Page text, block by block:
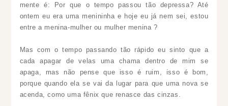
mente é: Por que o tempo passou tão depressa? Até
ontem eu era uma menininha e hoje eu já nem sei, estou
entre a menina-mulher ou mulher menina ?
Mas com o tempo passando tão rápido eu sinto que a
cada apagar de velas uma chama dentro de mim se
apaga, mas não pense que isso é ruim, isso é bom,
porque quando ela se vai da lugar para que uma nova se
acenda, como uma fênix que renasce das cinzas.